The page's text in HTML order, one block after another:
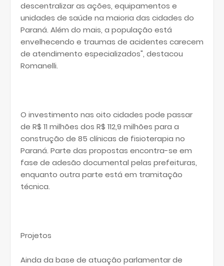
descentralizar as ações, equipamentos e
unidades de saúde na maioria das cidades do
Paraná. Além do mais, a população está
envelhecendo e traumas de acidentes carecem
de atendimento especializados", destacou
Romanelli.
O investimento nas oito cidades pode passar
de R$ 11 milhões dos R$ 112,9 milhões para a
construção de 85 clínicas de fisioterapia no
Paraná. Parte das propostas encontra-se em
fase de adesão documental pelas prefeituras,
enquanto outra parte está em tramitação
técnica.
Projetos
Ainda da base de atuação parlamentar de